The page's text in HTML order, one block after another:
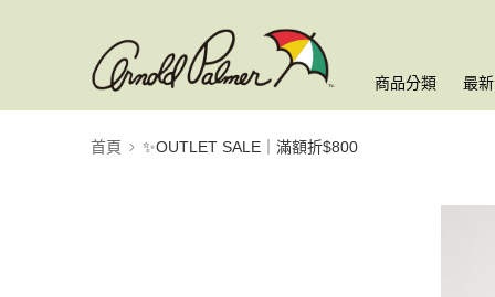
商品分類 最
首頁 ✨OUTLET SALE｜滿額折$800